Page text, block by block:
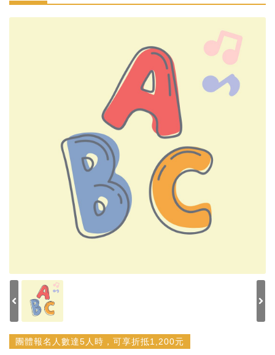
團體報名人數達5人時，可享折抵1,200元